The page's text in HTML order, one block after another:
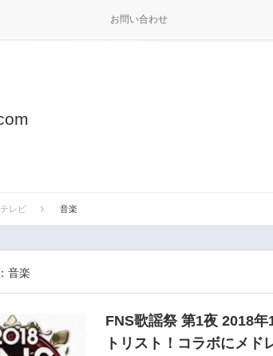
お問い合わせ
テレビ 音楽
音楽
FNS歌謡祭 第1夜 2018
トリスト！コラボにメド